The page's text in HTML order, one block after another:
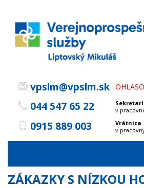
vpslm@vpslm.sk
044 547 65 22
v
0915 889 003
Vrátnica
v
ZÁKAZKY S NÍZKOU